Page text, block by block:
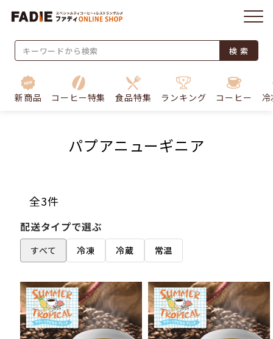
検 索
新商品 コーヒー特集 食品特集 ランキング コーヒー
パプアニューギニア
全3件
配送タイプで選ぶ
すべて 冷凍 冷蔵 常温